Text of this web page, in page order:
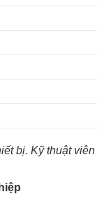
bị. Kỹ thuật viên